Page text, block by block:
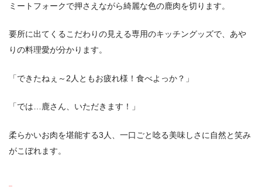
ミートフォークで押さえながら綺麗な色の鹿肉を切ります。
要所に出てくるこだわりの見える専用のキッチングッズで、あや
りの料理愛が分かります。
「できたねぇ～2人ともお疲れ様！食べよっか？」
「では…鹿さん、いただきます！」
柔らかいお肉を堪能する3人、一口ごと唸る美味しさに自然と笑み
がこぼれます。